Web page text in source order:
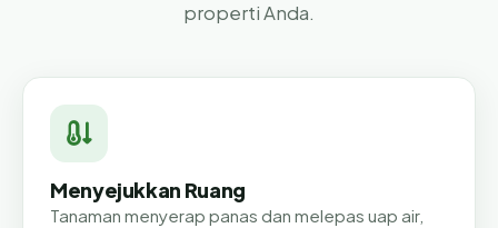
properti Anda.
Menyejukkan Ruang
Tanaman menyerap panas dan melepas uap air,